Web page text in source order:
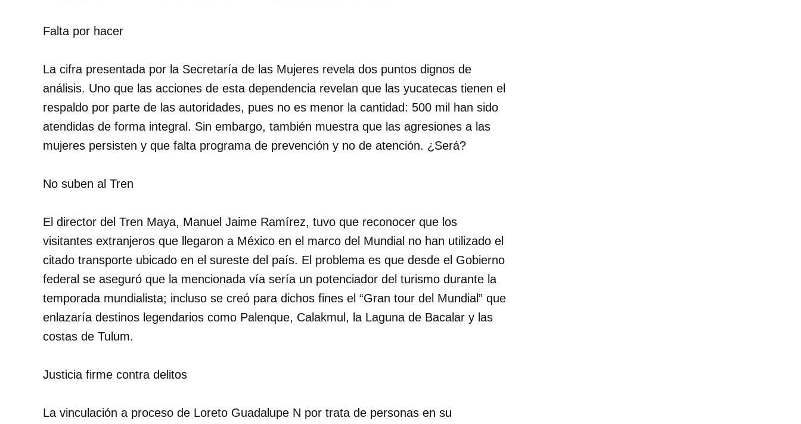
Falta por hacer
La cifra presentada por la Secretaría de las Mujeres revela dos puntos dignos de
análisis. Uno que las acciones de esta dependencia revelan que las yucatecas tienen el
respaldo por parte de las autoridades, pues no es menor la cantidad: 500 mil han sido
atendidas de forma integral. Sin embargo, también muestra que las agresiones a las
mujeres persisten y que falta programa de prevención y no de atención. ¿Será?
No suben al Tren
El director del Tren Maya, Manuel Jaime Ramírez, tuvo que reconocer que los
visitantes extranjeros que llegaron a México en el marco del Mundial no han utilizado el
citado transporte ubicado en el sureste del país. El problema es que desde el Gobierno
federal se aseguró que la mencionada vía sería un potenciador del turismo durante la
temporada mundialista; incluso se creó para dichos fines el “Gran tour del Mundial” que
enlazaría destinos legendarios como Palenque, Calakmul, la Laguna de Bacalar y las
costas de Tulum.
Justicia firme contra delitos
La vinculación a proceso de Loreto Guadalupe N por trata de personas en su